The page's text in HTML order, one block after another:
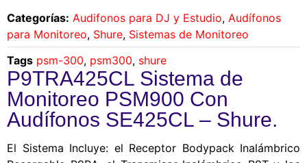
Categorías: Audifonos para DJ y Estudio, Audífonos
para Monitoreo, Shure, Sistemas de Monitoreo
Tags psm-300, psm300, shure
P9TRA425CL Sistema de
Monitoreo PSM900 Con
Audífonos SE425CL – Shure.
El Sistema Incluye: el Receptor Bodypack Inalámbrico